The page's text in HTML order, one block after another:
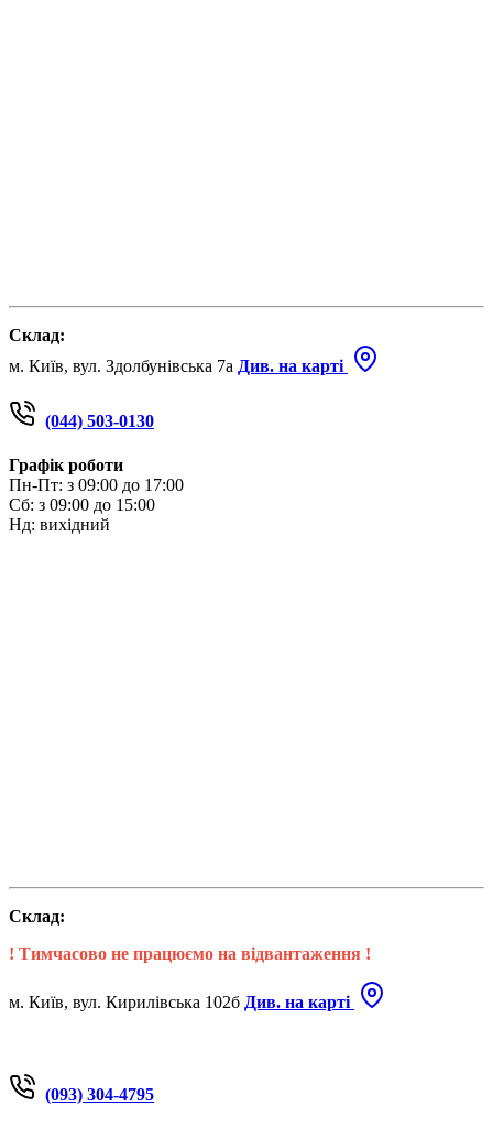
Склад:
м. Київ, вул. Здолбунівська 7а Див. на карті
(044) 503-0130
Графік роботи
Пн-Пт: з 09:00 до 17:00
Сб: з 09:00 до 15:00
Нд: вихідний
Склад:
! Тимчасово не працюємо на відвантаження !
м. Київ, вул. Кирилівська 102б Див. на карті
(093) 304-4795